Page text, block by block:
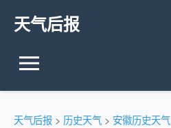
天气后报
天气后报 > 历史天气 > 安徽历史天气